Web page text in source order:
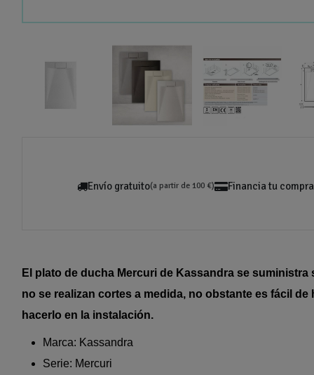
Envío gratuito(a partir de 100 €) Financia tu compra
El plato de ducha Mercuri de Kassandra se suministra
no se realizan cortes a medida, no obstante es fácil
hacerlo en la instalación.
Marca: Kassandra
Serie: Mercuri